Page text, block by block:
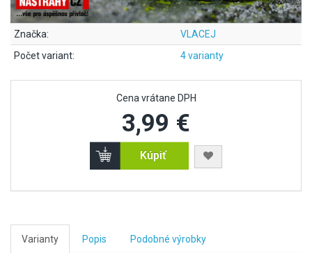
Značka:
VLACEJ
Počet variant:
4 varianty
Cena vrátane DPH
3,99 €
Kúpiť
Varianty Popis Podobné výrobky